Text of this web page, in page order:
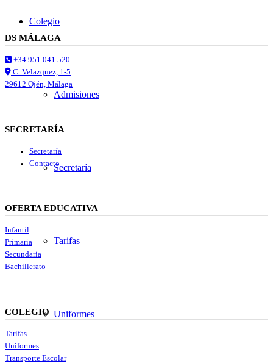
Colegio
Admisiones
Secretaría
Tarifas
Uniformes
DS MÁLAGA
+34 951 041 520
C. Velazquez, 1-5
29612 Ojén, Málaga
SECRETARÍA
Secretaría
Contacto
OFERTA EDUCATIVA
Infantil
Primaria
Secundaria
Bachillerato
COLEGIO
Tarifas
Uniformes
Transporte Escolar